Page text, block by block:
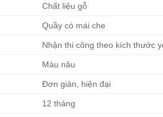
Chất liệu gỗ
Quầy có mái che
Nhận thi công theo kích thước
Màu nâu
Đơn giản, hiện đại
12 tháng